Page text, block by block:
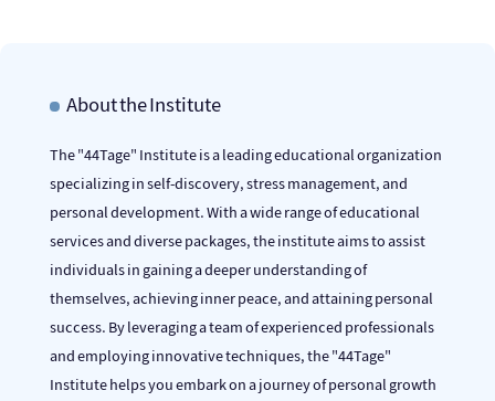
About the Institute
The "44Tage" Institute is a leading educational organization
specializing in self-discovery, stress management, and
personal development. With a wide range of educational
services and diverse packages, the institute aims to assist
individuals in gaining a deeper understanding of
themselves, achieving inner peace, and attaining personal
success. By leveraging a team of experienced professionals
and employing innovative techniques, the "44Tage"
Institute helps you embark on a journey of personal growth